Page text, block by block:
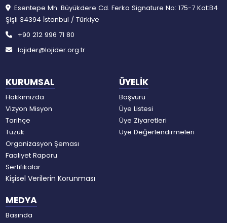
KURUMSAL
Hakkımızda
Vizyon Misyon
Tarihçe
Tüzük
Organizasyon Şeması
Faaliyet Raporu
Sertifikalar
Kişisel Verilerin Korunması
ÜYELİK
Başvuru
Üye Listesi
Üye Ziyaretleri
Üye Değerlendirmeleri
MEDYA
Basında
Esentepe Mh. Büyükdere Cd. Ferko Signature No: 175-7 Kat:B4
Şişli 34394 İstanbul / Türkiye
+90 212 996 71 80
lojider@lojider.org.tr